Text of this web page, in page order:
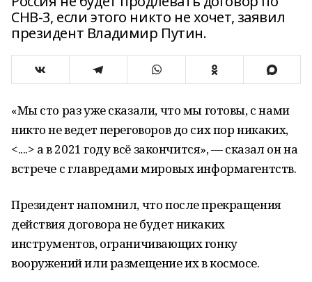
СНВ-3, если этого никто не хочет, заявил
президент Владимир Путин.
«Мы сто раз уже сказали, что мы готовы, с нами
никто не ведет переговоров до сих пор никаких,
<....> а в 2021 году всё закончится», — сказал он на
встрече с главредами мировых информагентств.
Президент напомнил, что после прекращения
действия договора не будет никаких
инструментов, ограничивающих гонку
вооружений или размещение их в космосе.